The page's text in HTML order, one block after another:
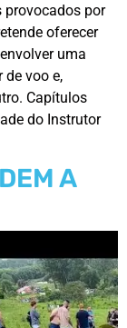
provocados por
oferecer
uma
de voo e,
Capítulos
do Instrutor
A